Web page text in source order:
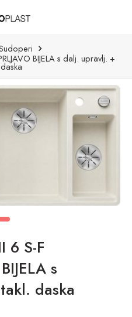
BIJELA s dalj. upravlj. +
6 S-F
s
daska